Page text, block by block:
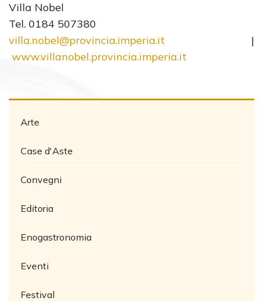
Villa Nobel
Tel. 0184 507380
villa.nobel@provincia.imperia.it
|
www.villanobel.provincia.imperia.it
Arte
Case d'Aste
Convegni
Editoria
Enogastronomia
Eventi
Festival